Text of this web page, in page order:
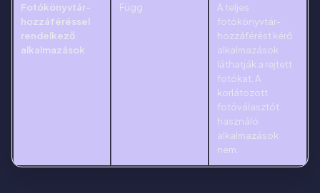
Fotókönyvtár-
hozzáféréssel
rendelkező
alkalmazások
Függ
A teljes
fotókönyvtár-
hozzáférést kérő
alkalmazások
láthatják a rejtett
fotókat. A
korlátozott
fotóválasztót
használó
alkalmazások
nem.